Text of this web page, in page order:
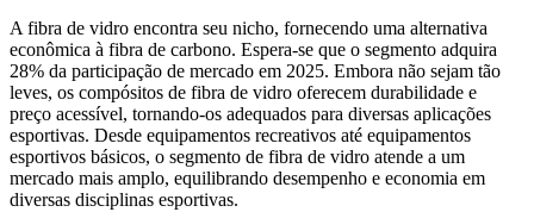
A fibra de vidro encontra seu nicho, fornecendo uma alternativa
econômica à fibra de carbono. Espera-se que o segmento adquira
28% da participação de mercado em 2025. Embora não sejam tão
leves, os compósitos de fibra de vidro oferecem durabilidade e
preço acessível, tornando-os adequados para diversas aplicações
esportivas. Desde equipamentos recreativos até equipamentos
esportivos básicos, o segmento de fibra de vidro atende a um
mercado mais amplo, equilibrando desempenho e economia em
diversas disciplinas esportivas.